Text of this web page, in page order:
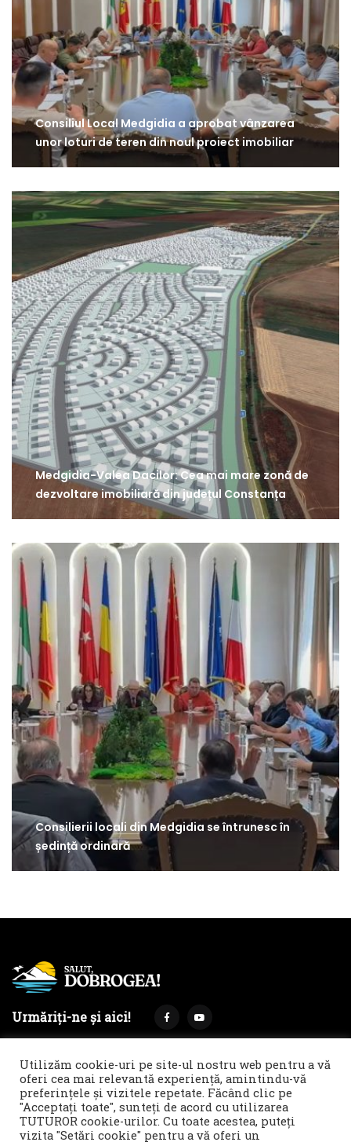
Consiliul Local Medgidia a aprobat vânzarea
unor loturi de teren din noul proiect imobiliar
Medgidia-Valea Dacilor: Cea mai mare zonă de
dezvoltare imobiliară din județul Constanța
Consilierii locali din Medgidia se întrunesc în
ședință ordinară
Urmăriți-ne și aici!
Termeni și condiții
Politica de cookies & GDPR
Noi îți facem reclamă!
Utilizăm cookie-uri pe site-ul nostru web pentru a vă
oferi cea mai relevantă experiență, amintindu-vă
preferințele și vizitele repetate. Făcând clic pe
"Acceptați toate", sunteți de acord cu utilizarea
TUTUROR cookie-urilor. Cu toate acestea, puteți
vizita "Setări cookie" pentru a vă oferi un